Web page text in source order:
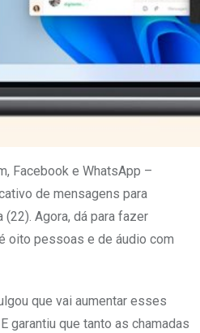
Facebook e WhatsApp –
de mensagens para
Agora, dá para fazer
oito pessoas e de áudio com
que vai aumentar esses
garantiu que tanto as chamadas